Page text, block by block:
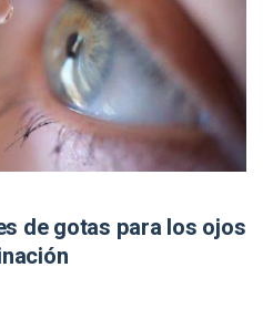
de gotas para los ojos